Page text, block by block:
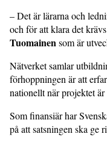
– Det är lärarna och
och för att klara det
Tuomainensom är
Nätverket samlar
förhoppningen är att
nationellt när projektet
Som finansiär har
på att sats­ningen ska ge